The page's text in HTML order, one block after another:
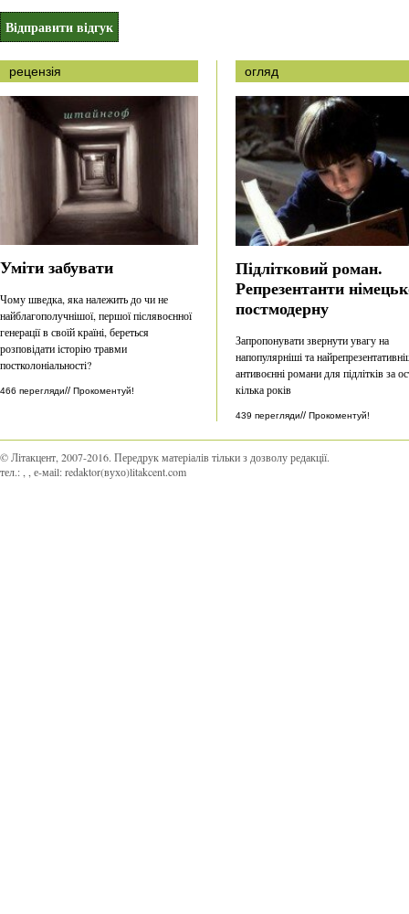
рецензія
Уміти забувати
Чому шведка, яка належить до чи не
найблагополучнішої, першої післявоєнної
генерації в своїй країні, береться
розповідати історію травми
постколоніальності?
466 перегляди// Прокоментуй!
огляд
Підлітковий роман.
Репрезентанти
постмодерну
Запропонувати звернути увагу на
напопулярніші та
антивоєнні романи для підлітків за
кілька років
439 перегляди// Прокоментуй!
© Літакцент, 2007-2016. Передрук матеріалів тільки з дозволу редакції.
тел.:
, е-маіl:redaktor(вухо)litakcent.com